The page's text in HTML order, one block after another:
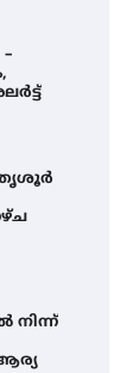
തൃശൂർ
നിന്ന്